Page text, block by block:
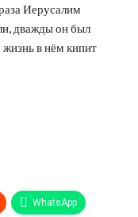
Иерусалим
дважды он был
в нём кипит
WhatsApp